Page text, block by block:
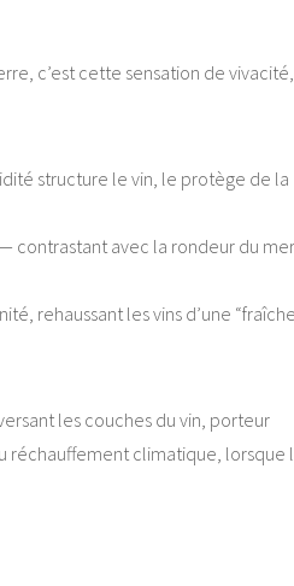
c’est cette sensation de vivacité,
structure le vin, le protège de la
contrastant avec la rondeur du
rehaussant les vins d’une
les couches du vin, porteur
réchauffement climatique, lorsque